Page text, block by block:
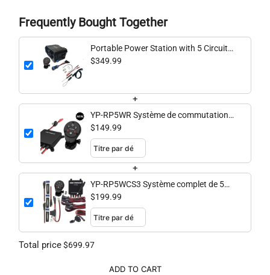
Frequently Bought Together
Portable Power Station with 5 Circuit
Wireless Digital Switching System
$349.99
+
YP-RP5WR Système de commutation
numérique sans fil à cinq circuits
$149.99
+
YP-RP5WCS3 Système complet de 5
circuits sans fil sérieux
$199.99
Total price$699.97
ADD TO CART